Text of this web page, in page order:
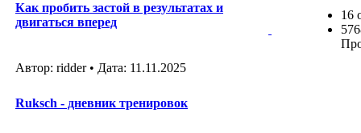
Как пробить застой в результатах и
двигаться вперед
Автор: ridder • Дата: 11.11.2025
16
Ruksch - дневник тренировок